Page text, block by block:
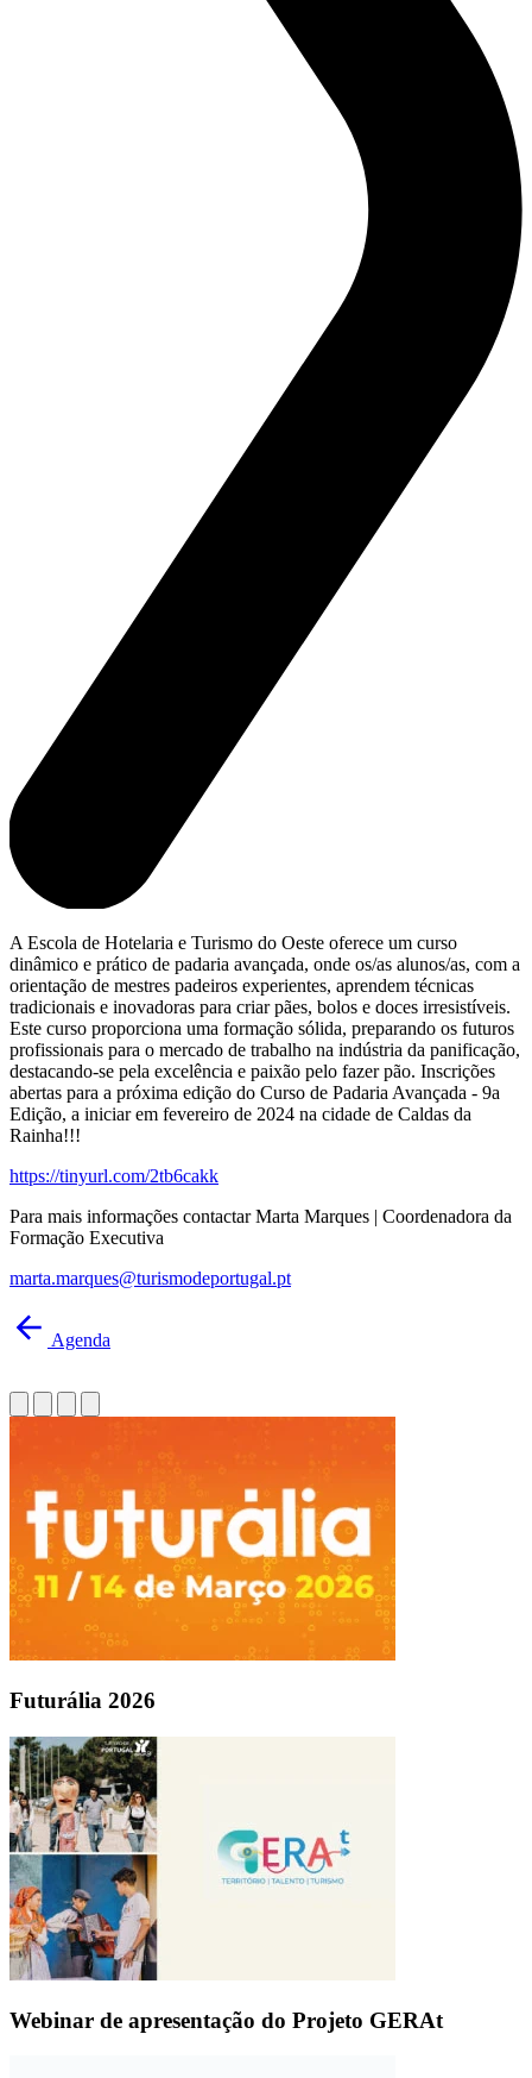
A Escola de Hotelaria e Turismo do Oeste oferece um curso
dinâmico e prático de padaria avançada, onde os/as alunos/as, com a
orientação de mestres padeiros experientes, aprendem técnicas
tradicionais e inovadoras para criar pães, bolos e doces irresistíveis.
Este curso proporciona uma formação sólida, preparando os futuros
profissionais para o mercado de trabalho na indústria da panificação,
destacando-se pela excelência e paixão pelo fazer pão. Inscrições
abertas para a próxima edição do Curso de Padaria Avançada - 9a
Edição, a iniciar em fevereiro de 2024 na cidade de Caldas da
Rainha!!!
https://tinyurl.com/2tb6cakk
Para mais informações contactar Marta Marques | Coordenadora da
Formação Executiva
marta.marques@turismodeportugal.pt
Agenda
Futurália 2026
Webinar de apresentação do Projeto GERAt